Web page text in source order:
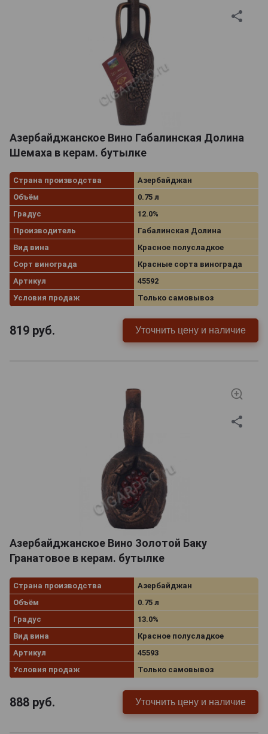
Азербайджанское Вино Габалинская Долина
Шемаха в керам. бутылке
Страна производства
Азербайджан
Объём
0.75 л
Градус
12.0%
Производитель
Габалинская Долина
Вид вина
Красное полусладкое
Сорт винограда
Красные сорта винограда
Артикул
45592
Условия продаж
Только самовывоз
819 руб. Уточнить цену и наличие
Азербайджанское Вино Золотой Баку
Гранатовое в керам. бутылке
Страна производства
Азербайджан
Объём
0.75 л
Градус
13.0%
Вид вина
Красное полусладкое
Артикул
45593
Условия продаж
Только самовывоз
888 руб. Уточнить цену и наличие